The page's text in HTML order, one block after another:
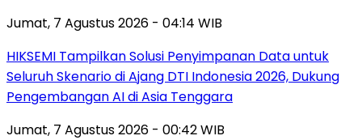
Jumat, 7 Agustus 2026 - 04:14 WIB
HIKSEMI Tampilkan Solusi Penyimpanan Data untuk
Seluruh Skenario di Ajang DTI Indonesia 2026, Dukung
Pengembangan AI di Asia Tenggara
Jumat, 7 Agustus 2026 - 00:42 WIB